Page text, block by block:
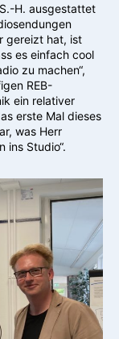
H. ausgestattet
gereizt hat, ist
es einfach cool
zu machen“,
REB-
ein relativer
erste Mal dieses
was Herr
ins Studio“.